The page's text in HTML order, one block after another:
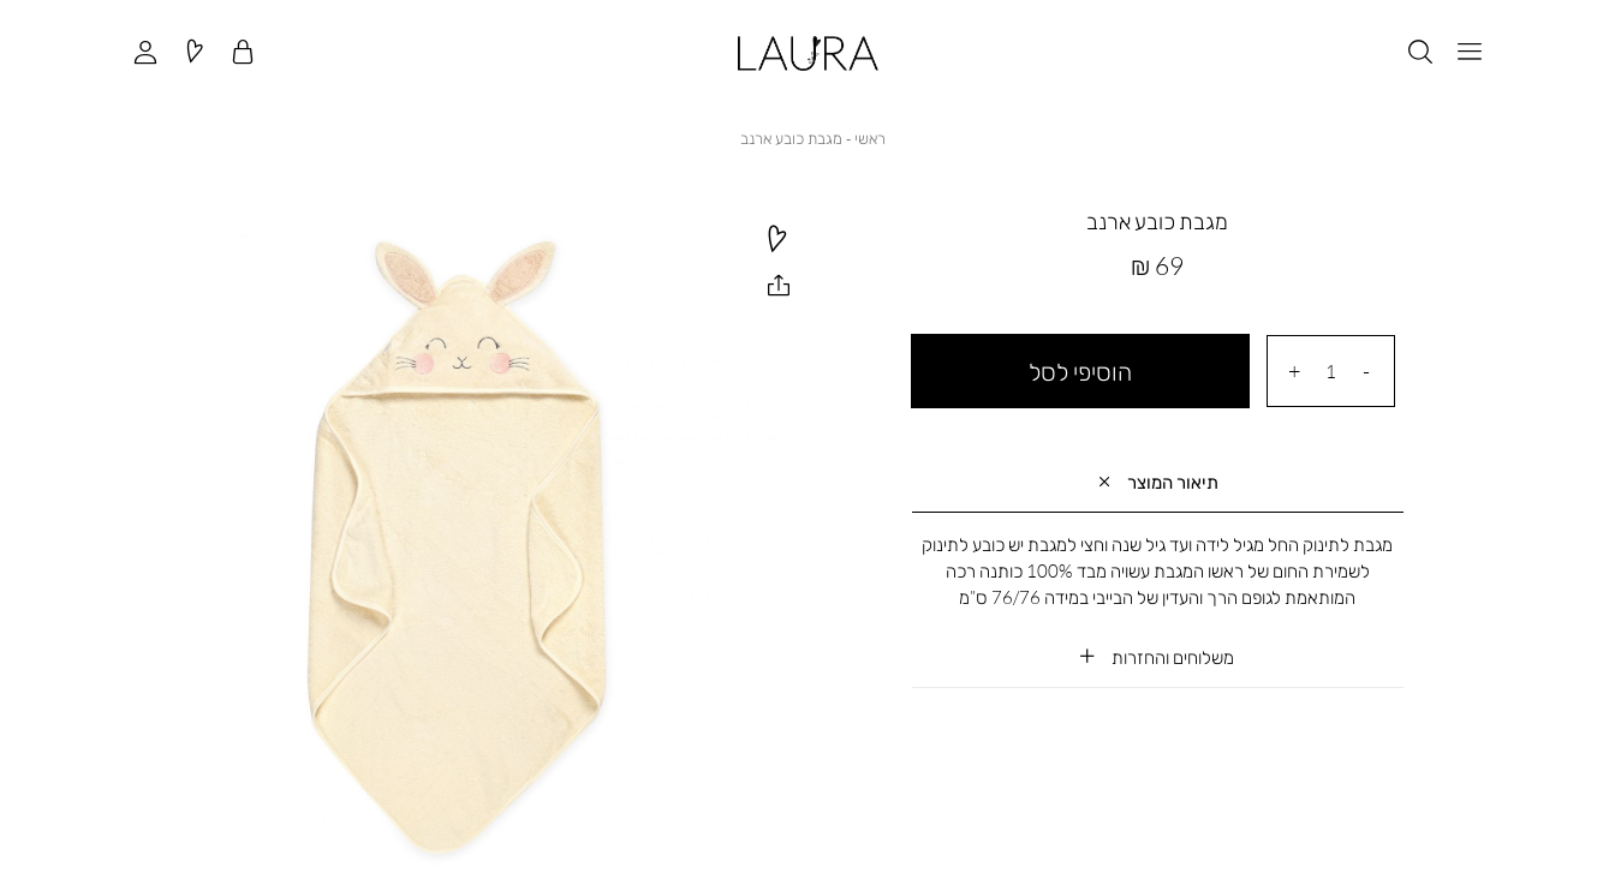
ראשי ראשי
מגבת כובע ארנב
מגבת כובע ארנב
מחיר
69 ₪
הוסיפי לסל
תיאור המוצר
משלוחים והחזרות
מגבת לתינוק החל מגיל לידה ועד גיל שנה וחצי למגבת יש כובע לתינוק
לשמירת החום של ראשו המגבת עשויה מבד 100% כותנה רכה
המותאמת לגופם הרך והעדין של הבייבי במידה 76/76 ס”מ